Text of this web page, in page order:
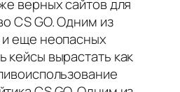
верных сайтов для
CS GO. Одним из
еще неопасных
кейсы вырастать как